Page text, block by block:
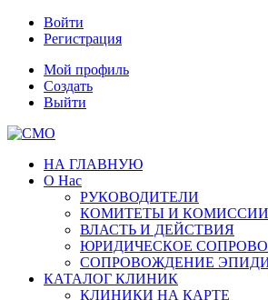
Войти
Регистрация
Мой профиль
Создать
Выйти
НА ГЛАВНУЮ
О Нас
РУКОВОДИТЕЛИ
КОМИТЕТЫ И КОМИССИИ
ВЛАСТЬ И ДЕЙСТВИЯ
ЮРИДИЧЕСКОЕ
СОПРОВОЖДЕНИЕ
КАТАЛОГ КЛИНИК
КЛИНИКИ НА КАРТЕ